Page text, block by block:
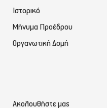
Ιστορικό
Μήνυμα Προέδρου
Οργανωτική Δομή
Ακολουθήστε μας